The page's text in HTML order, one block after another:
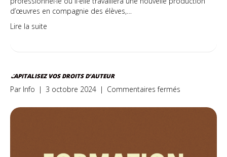
d’œuvres en compagnie des élèves,…
Lire la suite
CAPITALISEZ VOS DROITS D’AUTEUR
Par Info | 3 octobre 2024 | Commentaires fermés
vos